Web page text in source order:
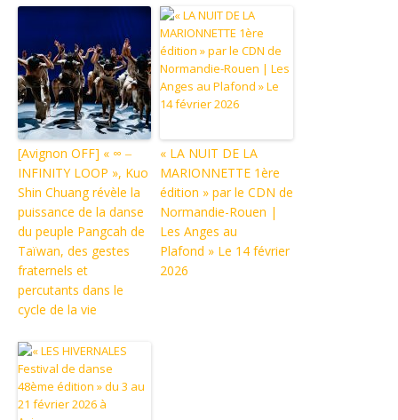
[Avignon OFF] « ∞ ‒
INFINITY LOOP », Kuo
Shin Chuang révèle la
puissance de la danse
du peuple Pangcah de
Taïwan, des gestes
fraternels et
percutants dans le
cycle de la vie
« LA NUIT DE LA
MARIONNETTE 1ère
édition » par le CDN de
Normandie-Rouen |
Les Anges au
Plafond » Le 14 février
2026